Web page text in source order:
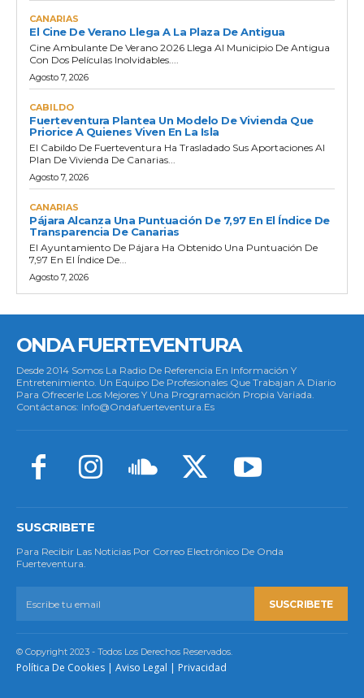
CANARIAS
El Cine De Verano Llega A La Plaza De Antigua
Cine Ambulante De Verano 2026 Llega Al Municipio De Antigua
Con Dos Películas Inolvidables....
Agosto 7, 2026
CABILDO
Fuerteventura Plantea Un Modelo De Vivienda Que
Priorice A Quienes Viven En La Isla
El Cabildo De Fuerteventura Ha Trasladado Sus Aportaciones Al
Plan De Vivienda De Canarias...
Agosto 7, 2026
CANARIAS
Pájara Alcanza Una Puntuación De 7,97 En El Índice De
Transparencia De Canarias
El Ayuntamiento De Pájara Ha Obtenido Una Puntuación De
7,97 En El Índice De...
Agosto 7, 2026
ONDA FUERTEVENTURA
Desde 2014 Somos La Radio De Referencia En Información Y
Entretenimiento. Un Equipo De Profesionales Que Trabajan A Diario
Para Ofrecerle Los Mejores Y Una Programación Propia Variada.
Contáctanos: Info@ondafuerteventura.es
SUSCRIBETE
Para Recibir Las Noticias Por Correo Electrónico De Onda
Fuerteventura.
SUSCRIBETE
© Copyright 2023 - Todos Los Derechos Reservados.
Política De Cookies | Aviso Legal | Privacidad